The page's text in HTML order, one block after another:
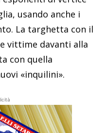
usando anche i
La targhetta con il
vittime davanti alla
con quella
«inquilini».